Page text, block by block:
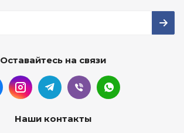
Оставайтесь на связи
Наши контакты